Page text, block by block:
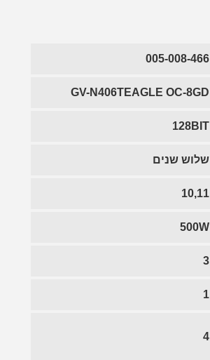
005-008-466
GV-N406TEAGLE OC-8GD
128BIT
שלוש שנים
10,11
500W
3
1
4